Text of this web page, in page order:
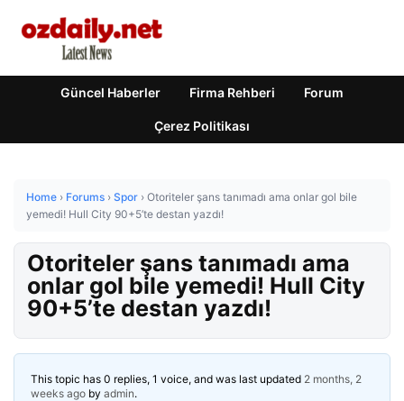
Güncel Haberler Firma Rehberi Forum
Çerez Politikası
Home › Forums › Spor › Otoriteler şans tanımadı ama onlar gol bile
yemedi! Hull City 90+5’te destan yazdı!
Otoriteler şans tanımadı ama
onlar gol bile yemedi! Hull City
90+5’te destan yazdı!
This topic has 0 replies, 1 voice, and was last updated 2 months, 2
weeks ago by admin.